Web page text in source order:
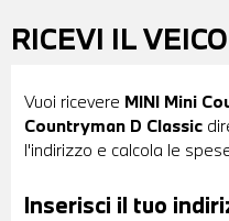
RICEVI IL
Vuoi ricevere MINI Mini
Countryman D Classic
l'indirizzo e calcola le
Inserisci il tuo